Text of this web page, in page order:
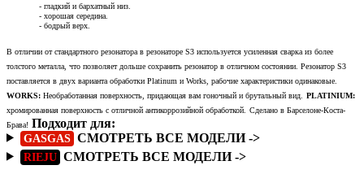
- гладкий и бархатный низ.
- хорошая середина.
- бодрый верх.
В отличии от стандартного резонатора в резонаторе S3 используется усиленная сварка из более
толстого металла, что позволяет дольше сохранить резонатор в отличном состоянии. Резонатор S3
поставляется в двух варианта обработки Platinum и Works, рабочие характеристики одинаковые.
WORKS: Необработанная поверхность, придающая вам гоночный и брутальный вид.
PLATINIUM:
хромированная поверхность с отличной антикоррозийной обработкой.
Сделано в Барселоне-Коста-
Брава! Подходит для:
GASGAS СМОТРЕТЬ ВСЕ МОДЕЛИ ->
RIEJU СМОТРЕТЬ ВСЕ МОДЕЛИ ->